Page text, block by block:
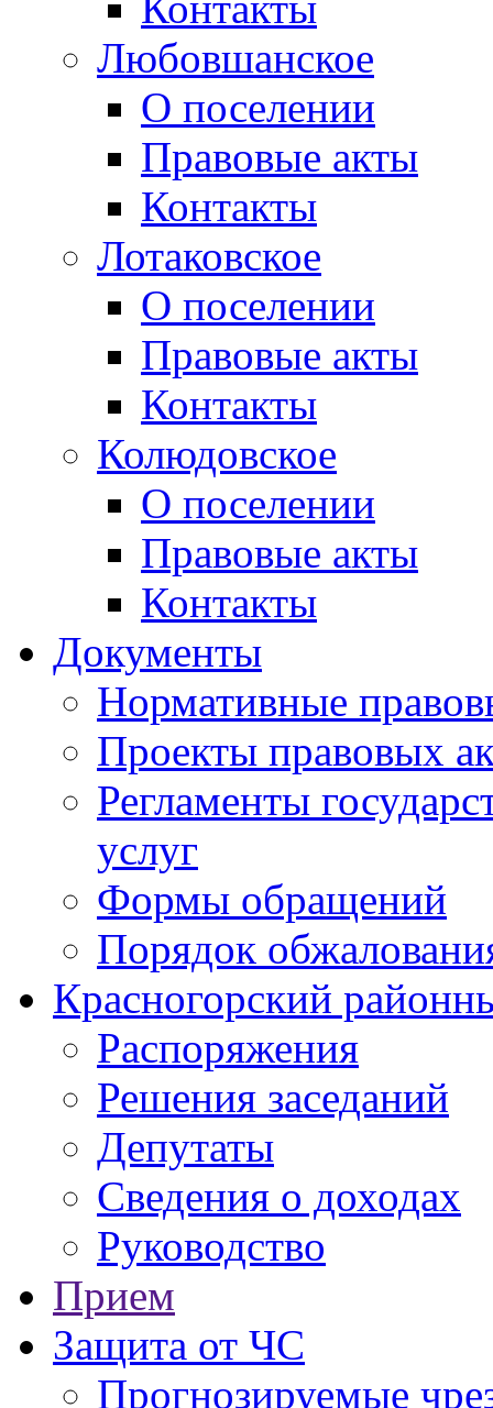
Любовшанское
О поселении
Правовые акты
Контакты
Лотаковское
О поселении
Правовые акты
Контакты
Колюдовское
О поселении
Правовые акты
Контакты
Документы
Нормативные
Проекты правовых
Регламенты
услуг
Формы обращений
Порядок
Красногорский
Распоряжения
Решения заседаний
Депутаты
Сведения о доходах
Руководство
Прием
Защита от ЧС
Прогнозируемые